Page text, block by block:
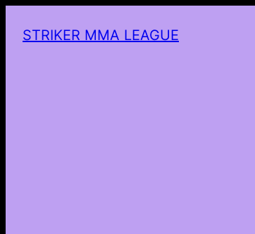
STRIKER MMA LEAGUE